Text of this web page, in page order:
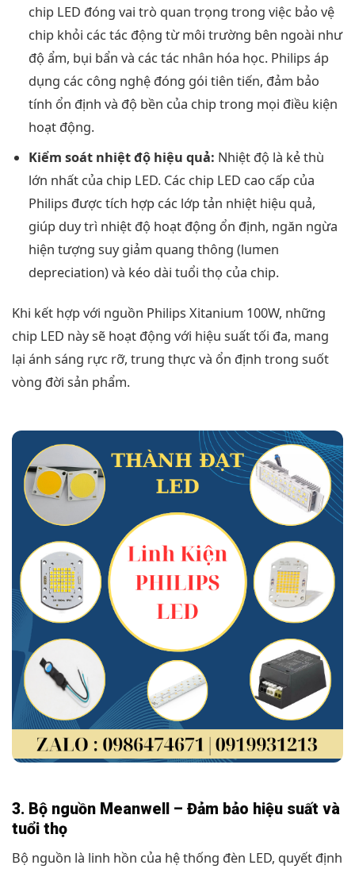
chip LED đóng vai trò quan trọng trong việc bảo vệ
chip khỏi các tác động từ môi trường bên ngoài như
độ ẩm, bụi bẩn và các tác nhân hóa học. Philips áp
dụng các công nghệ đóng gói tiên tiến, đảm bảo
tính ổn định và độ bền của chip trong mọi điều kiện
hoạt động.
Kiểm soát nhiệt độ hiệu quả: Nhiệt độ là kẻ thù
lớn nhất của chip LED. Các chip LED cao cấp của
Philips được tích hợp các lớp tản nhiệt hiệu quả,
giúp duy trì nhiệt độ hoạt động ổn định, ngăn ngừa
hiện tượng suy giảm quang thông (lumen
depreciation) và kéo dài tuổi thọ của chip.
Khi kết hợp với nguồn Philips Xitanium 100W, những
chip LED này sẽ hoạt động với hiệu suất tối đa, mang
lại ánh sáng rực rỡ, trung thực và ổn định trong suốt
vòng đời sản phẩm.
3. Bộ nguồn Meanwell – Đảm bảo hiệu suất và
tuổi thọ
Bộ nguồn là linh hồn của hệ thống đèn LED, quyết định